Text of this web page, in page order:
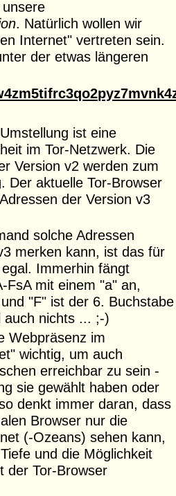
. Natürlich wollen wir
Internet" vertreten sein.
der etwas längeren
ist eine
im Tor-Netzwerk. Die
Version v2 werden zum
Der aktuelle Tor-Browser
der Version v3
solche Adressen
merken kann, ist das für
Immerhin fängt
FsA mit einem "a" an,
"F" ist der 6. Buchstabe
auch nichts ... ;-)
Webpräsenz im
wichtig, um auch
erreichbar zu sein -
sie gewählt haben oder
denkt immer daran, dass
Browser nur die
(-Ozeans) sehen kann,
und die Möglichkeit
der Tor-Browser